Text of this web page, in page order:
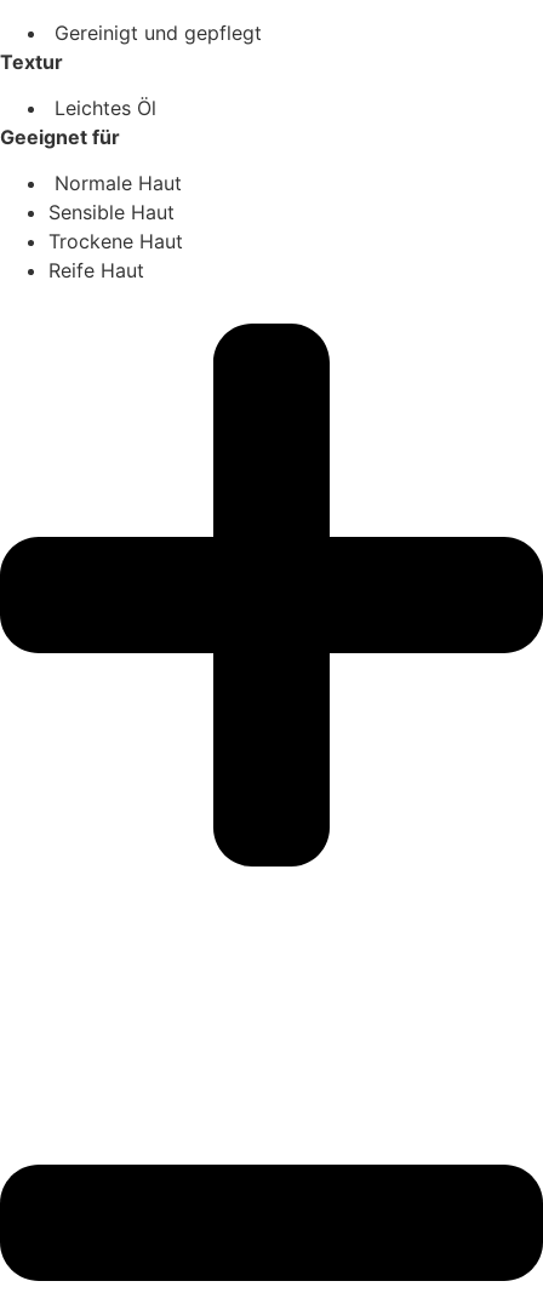
Gereinigt und gepflegt
Textur
Leichtes Öl
Geeignet für
Normale Haut
Sensible Haut
Trockene Haut
Reife Haut